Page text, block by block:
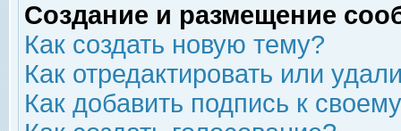
Создание и размещение
Как создать новую тему?
Как отредактировать или
Как добавить подпись к